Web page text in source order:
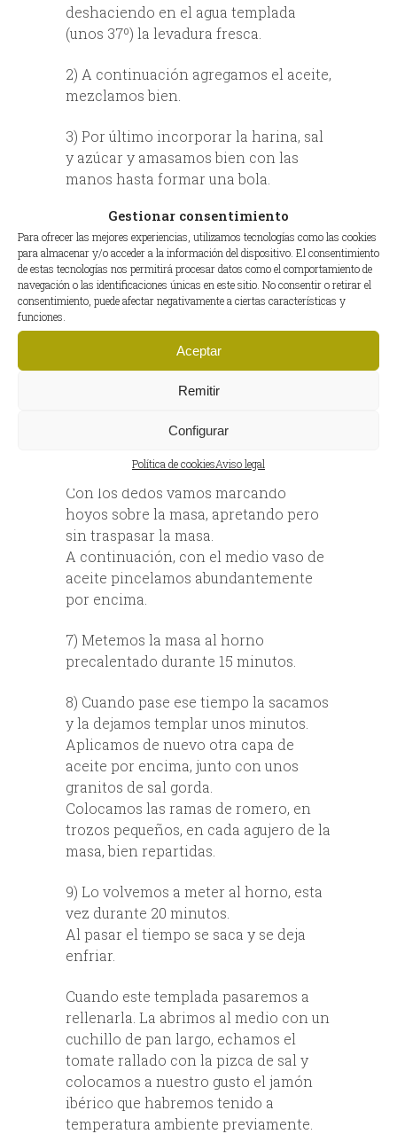
Gestionar consentimiento
Para ofrecer las mejores experiencias, utilizamos tecnologías como las cookies
para almacenar y/o acceder a la información del dispositivo. El consentimiento
de estas tecnologías nos permitirá procesar datos como el comportamiento de
navegación o las identificaciones únicas en este sitio. No consentir o retirar el
consentimiento, puede afectar negativamente a ciertas características y
funciones.
Aceptar
Remitir
Configurar
Política de cookiesAviso legal
deshaciendo en el agua templada
(unos 37º) la levadura fresca.
2) A continuación agregamos el aceite,
mezclamos bien.
3) Por último incorporar la harina, sal
y azúcar y amasamos bien con las
manos hasta formar una bola.
4) La ponemos en un recipiente y la
cubrimos con un paño húmedo. Dejar
reposar durante una hora hasta que
doble su volumen.
precalentar el horno a 190º y
preparamos una bandeja cubierta con
6) En cuanto la masa ha crecido la
la forma que necesitemos.
Con los dedos vamos marcando
hoyos sobre la masa, apretando pero
sin traspasar la masa.
A continuación, con el medio vaso de
aceite pincelamos abundantemente
por encima.
7) Metemos la masa al horno
precalentado durante 15 minutos.
8) Cuando pase ese tiempo la sacamos
y la dejamos templar unos minutos.
Aplicamos de nuevo otra capa de
aceite por encima, junto con unos
granitos de sal gorda.
Colocamos las ramas de romero, en
trozos pequeños, en cada agujero de la
masa, bien repartidas.
9) Lo volvemos a meter al horno, esta
vez durante 20 minutos.
Al pasar el tiempo se saca y se deja
enfriar.
Cuando este templada pasaremos a
rellenarla. La abrimos al medio con un
cuchillo de pan largo, echamos el
tomate rallado con la pizca de sal y
colocamos a nuestro gusto el jamón
ibérico que habremos tenido a
temperatura ambiente previamente.